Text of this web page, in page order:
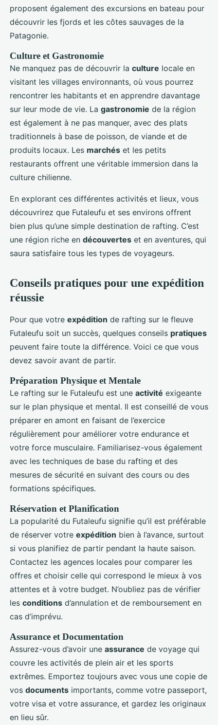
proposent également des excursions en bateau pour
découvrir les fjords et les côtes sauvages de la
Patagonie.
Culture et Gastronomie
Ne manquez pas de découvrir la culture locale en
visitant les villages environnants, où vous pourrez
rencontrer les habitants et en apprendre davantage
sur leur mode de vie. La gastronomie de la région
est également à ne pas manquer, avec des plats
traditionnels à base de poisson, de viande et de
produits locaux. Les marchés et les petits
restaurants offrent une véritable immersion dans la
culture chilienne.
En explorant ces différentes activités et lieux, vous
découvrirez que Futaleufu et ses environs offrent
bien plus qu’une simple destination de rafting. C’est
une région riche en découvertes et en aventures, qui
saura satisfaire tous les types de voyageurs.
Conseils pratiques pour une expédition
réussie
Pour que votre expédition de rafting sur le fleuve
Futaleufu soit un succès, quelques conseils pratiques
peuvent faire toute la différence. Voici ce que vous
devez savoir avant de partir.
Préparation Physique et Mentale
Le rafting sur le Futaleufu est une activité exigeante
sur le plan physique et mental. Il est conseillé de vous
préparer en amont en faisant de l’exercice
régulièrement pour améliorer votre endurance et
votre force musculaire. Familiarisez-vous également
avec les techniques de base du rafting et des
mesures de sécurité en suivant des cours ou des
formations spécifiques.
Réservation et Planification
La popularité du Futaleufu signifie qu’il est préférable
de réserver votre expédition bien à l’avance, surtout
si vous planifiez de partir pendant la haute saison.
Contactez les agences locales pour comparer les
offres et choisir celle qui correspond le mieux à vos
attentes et à votre budget. N’oubliez pas de vérifier
les conditions d’annulation et de remboursement en
cas d’imprévu.
Assurance et Documentation
Assurez-vous d’avoir une assurance de voyage qui
couvre les activités de plein air et les sports
extrêmes. Emportez toujours avec vous une copie de
vos documents importants, comme votre passeport,
votre visa et votre assurance, et gardez les originaux
en lieu sûr.